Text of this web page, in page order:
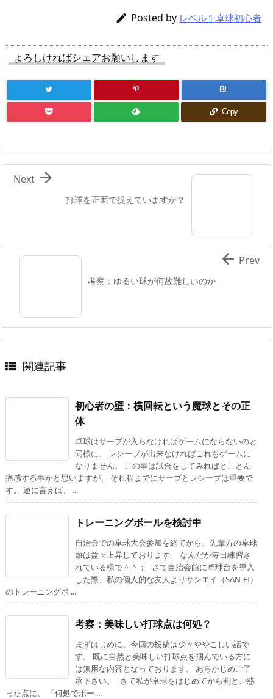
 Posted by レベル１卓球初心者
よろしければシェアお願いします
B!
Copy
打球を正面で捉えていますか？

Next
考察：ゆるい球が何故難しいのか
 Prev
 関連記事
初心者の壁：横回転という魔球とその正
体
卓球はサーブが入らなければゲームにならないのと
同様に、 レシーブが出来なければこれもゲームに
なりません。 この事は試合をしてみればとことん
痛感する事かと思いますが、 それ程までにサーブとレシーブは重要で
す。 逆に言えば、 ...
トレーニングボールを検討中
自治会での卓球大会参加を経てから、先輩方の卓球
熱は益々上昇しております。 なんだか毎日練習さ
れている様で＾＾； さて自治会館に卓球台を導入
した際、私の個人的な友人よりサンエイ（SAN-EI）
のトレーニングボ ...
考察：美味しい打球点は何処？
まずはじめに、今回の投稿は少々ややこしい話で
す。 既に自然と美味しい打球点を掴んでいる方に
は無用な内容となっております。 あらかじめご了
承下さい。 さて私が卓球をはじめてから割と戸惑
った点に、 「何処でボー ...